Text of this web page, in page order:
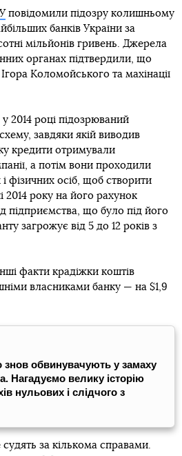
повідомили підозру колишньому
банків України за
мільйонів гривень. Джерела
органах підтвердили, що
Коломойського та махінації
2014 році підозрюваний
завдяки якій виводив
кредити отримували
а потім вони проходили
фізичних осіб, щоб створити
2014 року на його рахунок
підприємства, що було під його
загрожує від 5 до 12 років з
факти крадіжки коштів
власниками банку — на $1,9
знов обвинувачують у замаху
Нагадуємо велику історію
нульових і слідчого з
за кількома справами.